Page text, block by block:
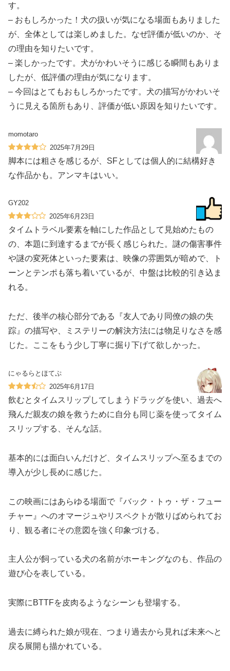
す。
– おもしろかった！犬の扱いが気になる場面もありました
が、全体としては楽しめました。なぜ評価が低いのか、そ
の理由を知りたいです。
– 楽しかったです。犬がかわいそうに感じる瞬間もありま
したが、低評価の理由が気になります。
– 今回はとてもおもしろかったです。犬の描写がかわいそ
うに見える箇所もあり、評価が低い原因を知りたいです。
momotaro
2025年7月29日
脚本には粗さを感じるが、SFとしては個人的に結構好き
な作品かも。アンマキはいい。
GY202
2025年6月23日
タイムトラベル要素を軸にした作品として見始めたもの
の、本題に到達するまでが長く感じられた。謎の傷害事件
や謎の変死体といった要素は、映像の雰囲気が暗めで、ト
ーンとテンポも落ち着いているが、中盤は比較的引き込ま
れる。
ただ、後半の核心部分である『友人であり同僚の娘の失
踪』の描写や、ミステリーの解決方法には物足りなさを感
じた。ここをもう少し丁寧に掘り下げて欲しかった。
にゃるらとほてぷ
2025年6月17日
飲むとタイムスリップしてしまうドラッグを使い、過去へ
飛んだ親友の娘を救うために自分も同じ薬を使ってタイム
スリップする、そんな話。
基本的には面白いんだけど、タイムスリップへ至るまでの
導入が少し長めに感じた。
この映画にはあらゆる場面で『バック・トゥ・ザ・フュー
チャー』へのオマージュやリスペクトが散りばめられてお
り、観る者にその意図を強く印象づける。
主人公が飼っている犬の名前がホーキングなのも、作品の
遊び心を表している。
実際にBTTFを皮肉るようなシーンも登場する。
過去に縛られた娘が現在、つまり過去から見れば未来へと
戻る展開も描かれている。